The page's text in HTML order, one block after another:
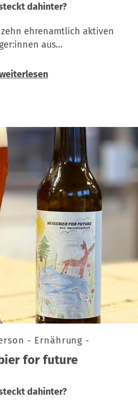
dahinter?
ehrenamtlich aktiven
aus…
- Ernährung -
for future
dahinter?